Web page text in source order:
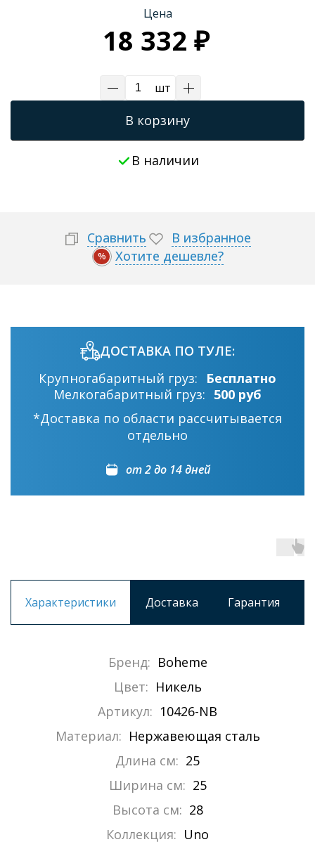
Трапы для душевых
Цена
18 332 ₽
шт
В корзину
В наличии
Сравнить В избранное
% Хотите дешевле?
ДОСТАВКА ПО ТУЛЕ:
Крупногабаритный груз:
Бесплатно
Мелкогабаритный груз: 500 руб
*Доставка по области рассчитывается
отдельно
от 2 до 14 дней
Характеристики Доставка Гарантия
Бренд: Boheme
Цвет: Никель
Артикул: 10426-NB
Материал: Нержавеющая сталь
Длина см: 25
Ширина см: 25
Высота см: 28
Коллекция: Uno